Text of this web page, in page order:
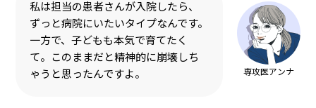
専攻医アンナ
私は担当の患者さんが入院したら、
ずっと病院にいたいタイプなんです。
一方で、子どもも本気で育てたく
て。このままだと精神的に崩壊しち
ゃうと思ったんですよ。